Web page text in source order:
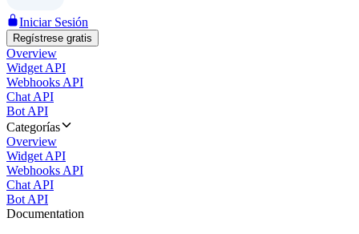
Iniciar Sesión
Regístrese gratis
Overview
Widget API
Webhooks API
Chat API
Bot API
Categorías
Overview
Widget API
Webhooks API
Chat API
Bot API
Documentation